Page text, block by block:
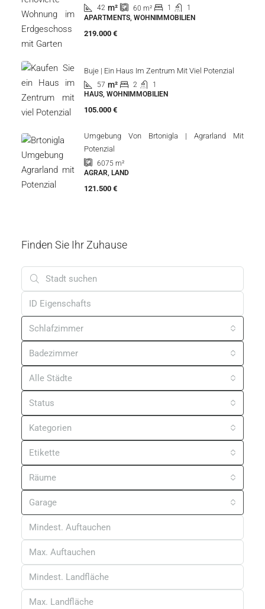
42 m² 60 m² 1
1
APARTMENTS, WOHNIMMOBILIEN
219.000 €
Buje | Ein Haus Im Zentrum Mit Viel Potenzial
57 m² 2
1
HAUS, WOHNIMMOBILIEN
105.000 €
Umgebung Von Brtonigla | Agrarland Mit
Potenzial
6075 m²
AGRAR, LAND
121.500 €
Finden Sie Ihr Zuhause
Schlafzimmer
Badezimmer
Alle Städte
Status
Kategorien
Etikette
Räume
Garage